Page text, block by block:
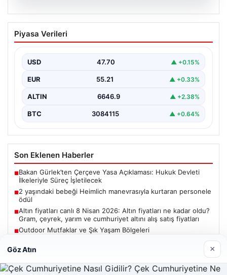
05.08.2026
2 yaşındaki bebeği Heimlich
manevrasıyla kurtaran personele ödül
Bebeği Heimlich Manevrası ile Kurtaran Havalimanı
Personeline…
Piyasa Verileri
USD 47.70 ▲ +0.15%
EUR 55.21 ▲ +0.33%
ALTIN 6646.9 ▲ +2.38%
BTC 3084115 ▲ +0.64%
Son Eklenen Haberler
■Bakan Gürlek’ten Çerçeve Yasa Açıklaması: Hukuk Devleti
İlkeleriyle Süreç İşletilecek
■2 yaşındaki bebeği Heimlich manevrasıyla kurtaran personele
ödül
■Altın fiyatları canlı 8 Nisan 2026: Altın fiyatları ne kadar oldu?
Gram, çeyrek, yarım ve cumhuriyet altını alış satış fiyatları
■Outdoor Mutfaklar ve Şık Yaşam Bölgeleri
Göz Atın ×